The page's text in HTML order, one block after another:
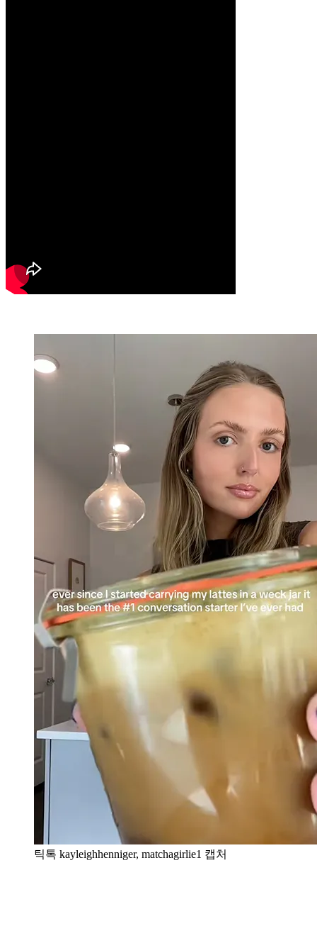
틱톡 kayleighhenniger, matchagirlie1 캡처